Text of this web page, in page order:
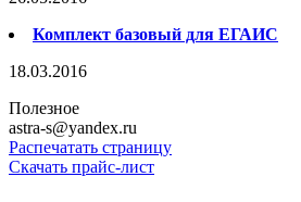
Комплект базовый для ЕГАИС
18.03.2016
Полезное
astra-s@yandex.ru
Распечатать страницу
Скачать прайс-лист